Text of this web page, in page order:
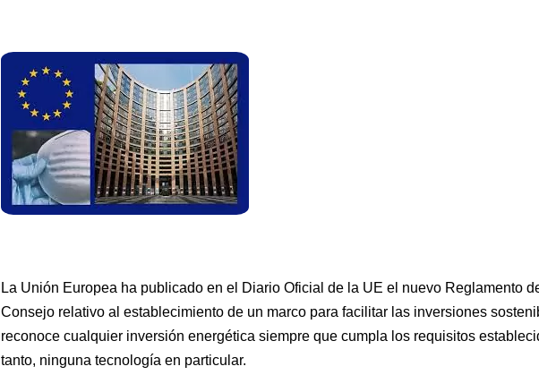
La Unión Europea ha publicado en el Diario Oficial de la UE el nuevo Reglamento
Consejo relativo al establecimiento de un marco para facilitar las inversiones
reconoce cualquier inversión energética siempre que cumpla los requisitos
tanto, ninguna tecnología en particular.